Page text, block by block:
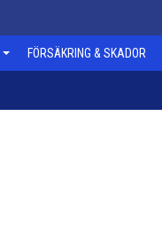
FÖRSÄKRING & SKADOR